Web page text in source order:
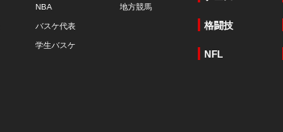
NBA
バスケ代表
学生バスケ
地方競馬
格闘技
NFL